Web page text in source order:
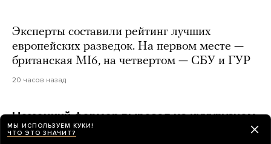
Эксперты составили рейтинг лучших
европейских разведок. На первом месте —
британская MI6, на четвертом — СБУ и ГУР
20 часов назад
Немецкий фермер вырезал на кукурузном
поле силуэты Путина и Трампа
МЫ ИСПОЛЬЗУЕМ КУКИ!
ЧТО ЭТО ЗНАЧИТ?